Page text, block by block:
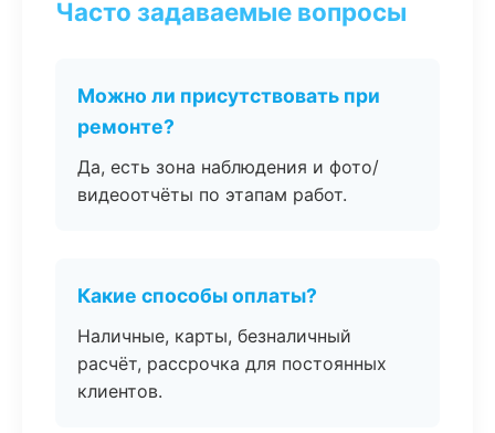
Часто задаваемые вопросы
Можно ли присутствовать при
ремонте?
Да, есть зона наблюдения и фото/
видеоотчёты по этапам работ.
Какие способы оплаты?
Наличные, карты, безналичный
расчёт, рассрочка для постоянных
клиентов.